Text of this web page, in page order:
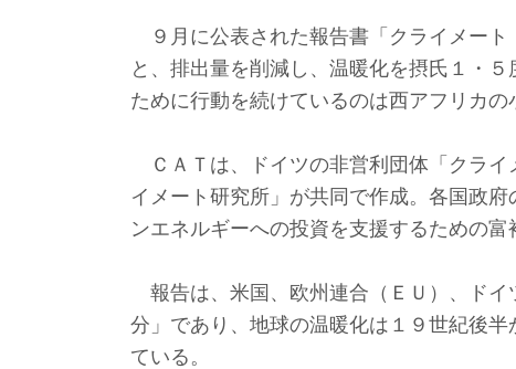
９月に公表された報告書「クライメート
と、排出量を削減し、温暖化を摂氏１・
ために行動を続けているのは西アフリカの
ＣＡＴは、ドイツの非営利団体「クライ
イメート研究所」が共同で作成。各国政
ンエネルギーへの投資を支援するための富
報告は、米国、欧州連合（ＥＵ）、ドイ
分」であり、地球の温暖化は１９世紀後
ている。